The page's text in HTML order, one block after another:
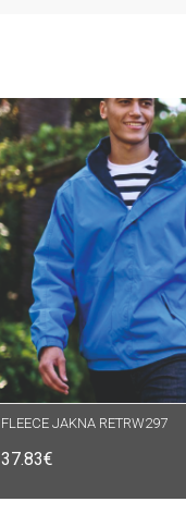
FLEECE JAKNA RETRW297
37.83€
ODABERI OPCIJE